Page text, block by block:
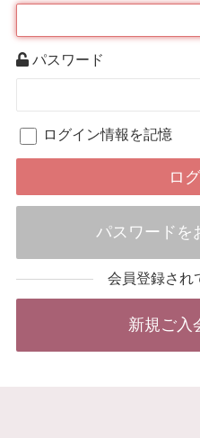
パスワード
ログイン情報を記憶
パスワードを
会員登録され
新規ご入